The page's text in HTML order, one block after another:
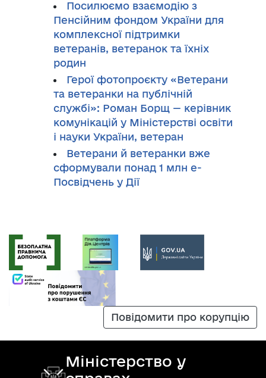
Посилюємо взаємодію з
Пенсійним фондом України для
комплексної підтримки
ветеранів, ветеранок та їхніх
родин
Герої фотопроєкту «Ветерани
та ветеранки на публічній
службі»: Роман Борщ — керівник
комунікацій у Міністерстві освіти
і науки України, ветеран
Ветерани й ветеранки вже
сформували понад 1 млн е-
Посвідчень у Дії
Повідомити про корупцію
Міністерство у